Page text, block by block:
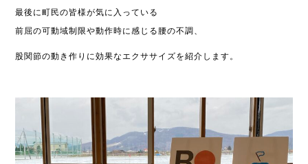
最後に町民の皆様が気に入っている
前屈の可動域制限や動作時に感じる腰の不調、
股関節の動き作りに効果なエクササイズを紹介します。